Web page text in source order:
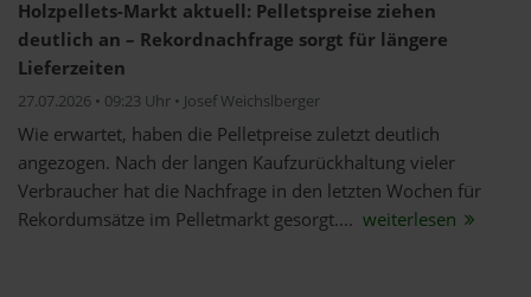
Holzpellets-Markt aktuell: Pelletspreise ziehen
deutlich an – Rekordnachfrage sorgt für längere
Lieferzeiten
27.07.2026 • 09:23 Uhr • Josef Weichslberger
Wie erwartet, haben die Pelletpreise zuletzt deutlich
angezogen. Nach der langen Kaufzurückhaltung vieler
Verbraucher hat die Nachfrage in den letzten Wochen für
Rekordumsätze im Pelletmarkt gesorgt.... weiterlesen